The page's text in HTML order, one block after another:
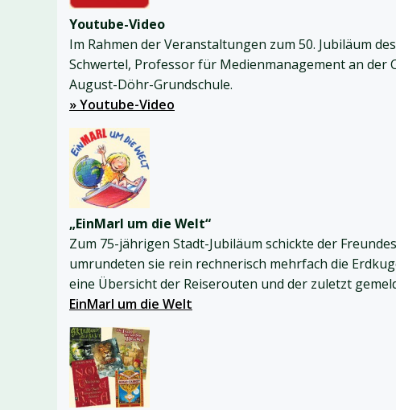
Youtube-Video
Im Rahmen der Veranstaltungen zum 50. Jubiläum
Schwertel, Professor für Medienmanagement an der
August-Döhr-Grundschule.
» Youtube-Video
„EinMarl um die Welt“
Zum 75-jährigen Stadt-Jubiläum schickte der
umrundeten sie rein rechnerisch mehrfach die
eine Übersicht der Reiserouten und der zuletzt
EinMarl um die Welt